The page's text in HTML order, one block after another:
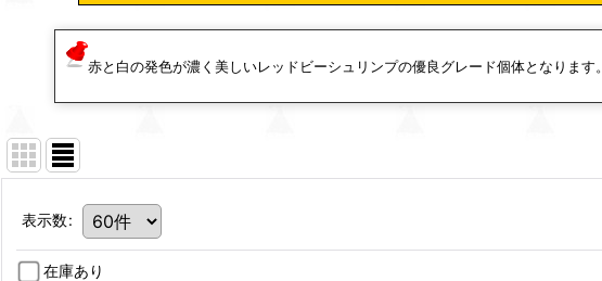
赤と白の発色が濃く美しいレッドビーシュリンプの優良グレード個体となります。
表示数:
在庫あり